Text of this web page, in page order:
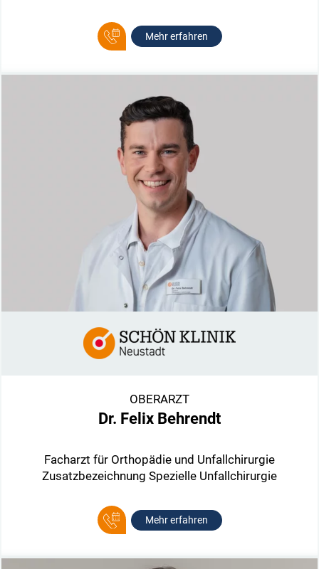
Mehr erfahren
OBERARZT
Dr. Felix Behrendt
Facharzt für Orthopädie und Unfallchirurgie
Zusatzbezeichnung Spezielle Unfallchirurgie
Mehr erfahren